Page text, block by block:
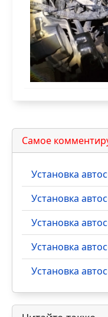
Самое
Установка
Установка
Установка
Установка
Установка